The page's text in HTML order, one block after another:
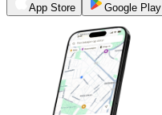
App Store Google Play